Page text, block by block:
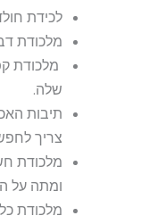
לכידת
מלכודת
מלכודת
שלה.
תיבות
צריך
מלכודת
ומתה על
מלכודת